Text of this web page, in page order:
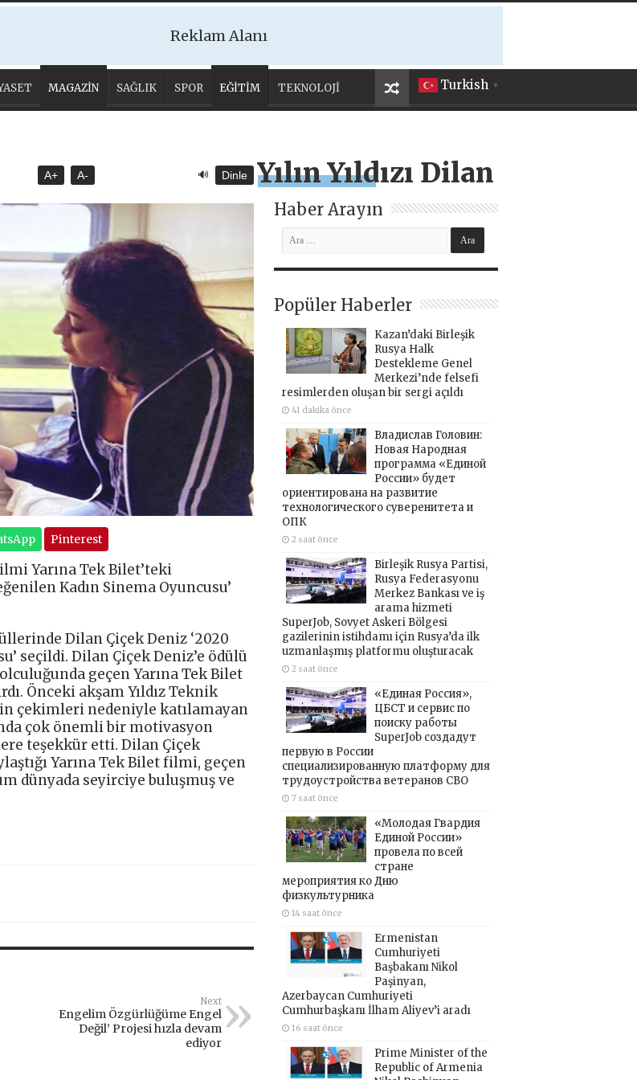
Reklam Alanı
Turkish ▼
MAGAZİN SAĞLIK SPOR EĞİTİM TEKNOLOJİ
Yılın Yıldızı Dilan
A+ A- 🔊 Dinle
Pinterest
Yarına Tek Bilet’teki
Kadın Sinema Oyuncusu’
Dilan Çiçek Deniz ‘2020
seçildi. Dilan Çiçek Deniz’e ödülü
geçen Yarına Tek Bilet
Önceki akşam Yıldız Teknik
çekimleri nedeniyle katılamayan
çok önemli bir motivasyon
teşekkür etti. Dilan Çiçek
Yarına Tek Bilet filmi, geçen
dünyada seyirciye buluşmuş ve
Next
Engelim Özgürlüğüme Engel
Değil’ Projesi hızla devam
ediyor
Haber Arayın
Popüler Haberler
Kazan’daki Birleşik
Rusya Halk
Destekleme Genel
Merkezi’nde felsefi
resimlerden oluşan bir sergi açıldı
41 dakika önce
Владислав Головин:
Новая Народная
программа «Единой
России» будет
ориентирована на развитие
технологического суверенитета и
ОПК
2 saat önce
Birleşik Rusya Partisi,
Rusya Federasyonu
Merkez Bankası ve iş
arama hizmeti
SuperJob, Sovyet Askeri Bölgesi
gazilerinin istihdamı için Rusya’da ilk
uzmanlaşmış platformu oluşturacak
2 saat önce
«Единая Россия»,
ЦБСТ и сервис по
поиску работы
SuperJob создадут
первую в России
специализированную платформу для
трудоустройства ветеранов СВО
7 saat önce
«Молодая Гвардия
Единой России»
провела по всей
стране
мероприятия ко Дню
физкультурника
14 saat önce
Ermenistan
Cumhuriyeti
Başbakanı Nikol
Paşinyan,
Azerbaycan Cumhuriyeti
Cumhurbaşkanı İlham Aliyev’i aradı
16 saat önce
Prime Minister of the
Republic of Armenia